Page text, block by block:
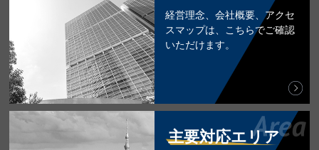
経営理念、会社概要、アクセ
スマップは、こちらでご確認
いただけます。
主要対応エリア